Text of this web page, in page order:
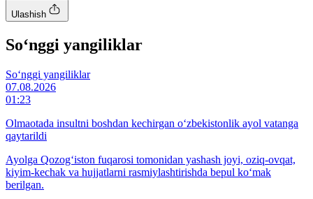
Ulashish
So‘nggi yangiliklar
So‘nggi yangiliklar
07.08.2026
01:23
Olmaotada insultni boshdan kechirgan o‘zbekistonlik ayol vatanga
qaytarildi
Ayolga Qozog‘iston fuqarosi tomonidan yashash joyi, oziq-ovqat,
kiyim-kechak va hujjatlarni rasmiylashtirishda bepul ko‘mak
berilgan.